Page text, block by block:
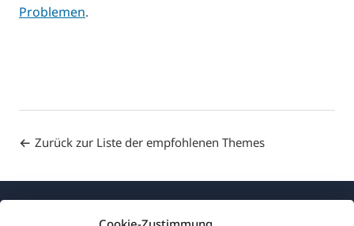
Problemen.
Zurück zur Liste der empfohlenen Themes